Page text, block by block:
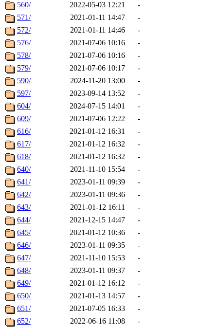
560/
2022-05-03 12:21
-
571/
2021-01-11 14:47
-
572/
2021-01-11 14:46
-
576/
2021-07-06 10:16
-
578/
2021-07-06 10:16
-
579/
2021-07-06 10:17
-
590/
2024-11-20 13:00
-
597/
2023-09-14 13:52
-
604/
2024-07-15 14:01
-
609/
2021-07-06 12:22
-
616/
2021-01-12 16:31
-
617/
2021-01-12 16:32
-
618/
2021-01-12 16:32
-
640/
2021-11-10 15:54
-
641/
2023-01-11 09:39
-
642/
2023-01-11 09:36
-
643/
2021-01-12 16:11
-
644/
2021-12-15 14:47
-
645/
2021-01-12 10:36
-
646/
2023-01-11 09:35
-
647/
2021-11-10 15:53
-
648/
2023-01-11 09:37
-
649/
2021-01-12 16:12
-
650/
2021-01-13 14:57
-
651/
2021-07-05 16:33
-
652/
2022-06-16 11:08
-